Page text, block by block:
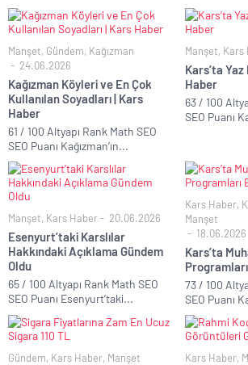
Manşet, Gündem, Kağızman
24.06.2026
Kağızman Köyleri ve En Çok
Kullanılan Soyadları | Kars
Haber
61 / 100 Altyapı Rank Math SEO
SEO Puanı Kağızman’ın...
Manşet, Kars
Kars’ta
Haber
63 / 100
SEO Puanı
Manşet, Kars Haber 20.06.2026
Esenyurt’taki Karslılar
Hakkındaki Açıklama Gündem
Oldu
65 / 100 Altyapı Rank Math SEO
SEO Puanı Esenyurt’taki...
Kars Haber,
Manşet
18.06.2026
Kars’ta
73 / 100
SEO Puanı
Gündem, Kars Haber, Manşet
Kars Haber,